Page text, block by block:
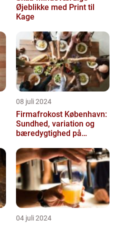
Øjeblikke med Print til
Kage
08 juli 2024
Firmafrokost København:
Sundhed, variation og
bæredygtighed på
04 juli 2024